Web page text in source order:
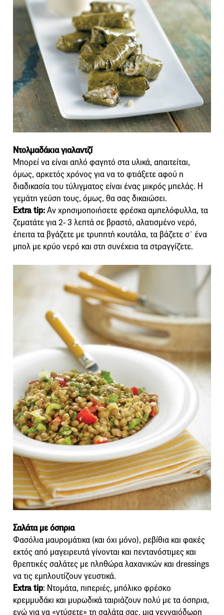
Ντολμαδάκια γιαλαντζί
Μπορεί να είναι απλό φαγητό στα υλικά, απαιτείται,
όμως, αρκετός χρόνος για να το φτιάξετε αφού η
διαδικασία του τύλιγματος είναι ένας μικρός μπελάς. Η
γεμάτη γεύση τους, όμως, θα σας δικαιώσει.
Extra tip:Αν χρησιμοποιήσετε φρέσκα αμπελόφυλλα, τα
ζεματάτε για 2- 3 λεπτά σε βραστό, αλατισμένο νερό,
έπειτα τα βγάζετε με τρυπητή κουτάλα, τα βάζετε σ᾿ ένα
μπολ με κρύο νερό και στη συνέχεια τα στραγγίζετε.
Σαλάτα με όσπρια
Φασόλια μαυρομάτικα (και όχι μόνο), ρεβίθια και φακές
εκτός από μαγειρευτά γίνονται και πεντανόστιμες και
θρεπτικές σαλάτες με πληθώρα λαχανικών και dressings
να τις εμπλουτίζουν γευστικά.
Extra tip: Ντομάτα, πιπεριές, μπόλικο φρέσκο
κρεμμυδάκι και μυρωδικά ταιριάζουν πολύ με τα όσπρια,
ενώ για να «ντύσετε» τη σαλάτα σας, μια γενναιόδωρη